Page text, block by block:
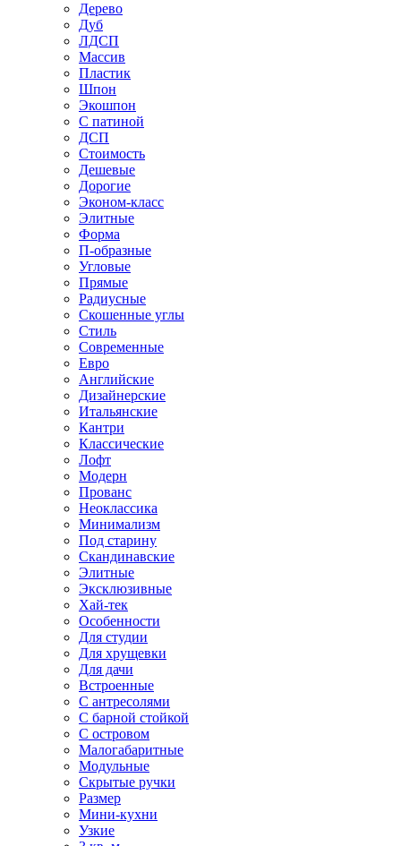
Дерево
Дуб
ЛДСП
Массив
Пластик
Шпон
Экошпон
С патиной
ДСП
Стоимость
Дешевые
Дорогие
Эконом-класс
Элитные
Форма
П-образные
Угловые
Прямые
Радиусные
Скошенные углы
Стиль
Современные
Евро
Английские
Дизайнерские
Итальянские
Кантри
Классические
Лофт
Модерн
Прованс
Неоклассика
Минимализм
Под старину
Скандинавские
Элитные
Эксклюзивные
Хай-тек
Особенности
Для студии
Для хрущевки
Для дачи
Встроенные
С антресолями
С барной стойкой
С островом
Малогабаритные
Модульные
Скрытые ручки
Размер
Мини-кухни
Узкие